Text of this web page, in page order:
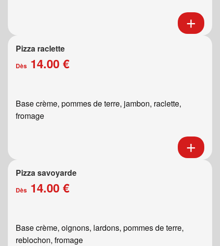
Pizza raclette
Dès 14.00 €
Base crème, pommes de terre, jambon, raclette,
fromage
Pizza savoyarde
Dès 14.00 €
Base crème, oignons, lardons, pommes de terre,
reblochon, fromage